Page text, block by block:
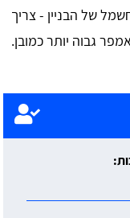
של הבניין - צריך
גבוה יותר כמובן.